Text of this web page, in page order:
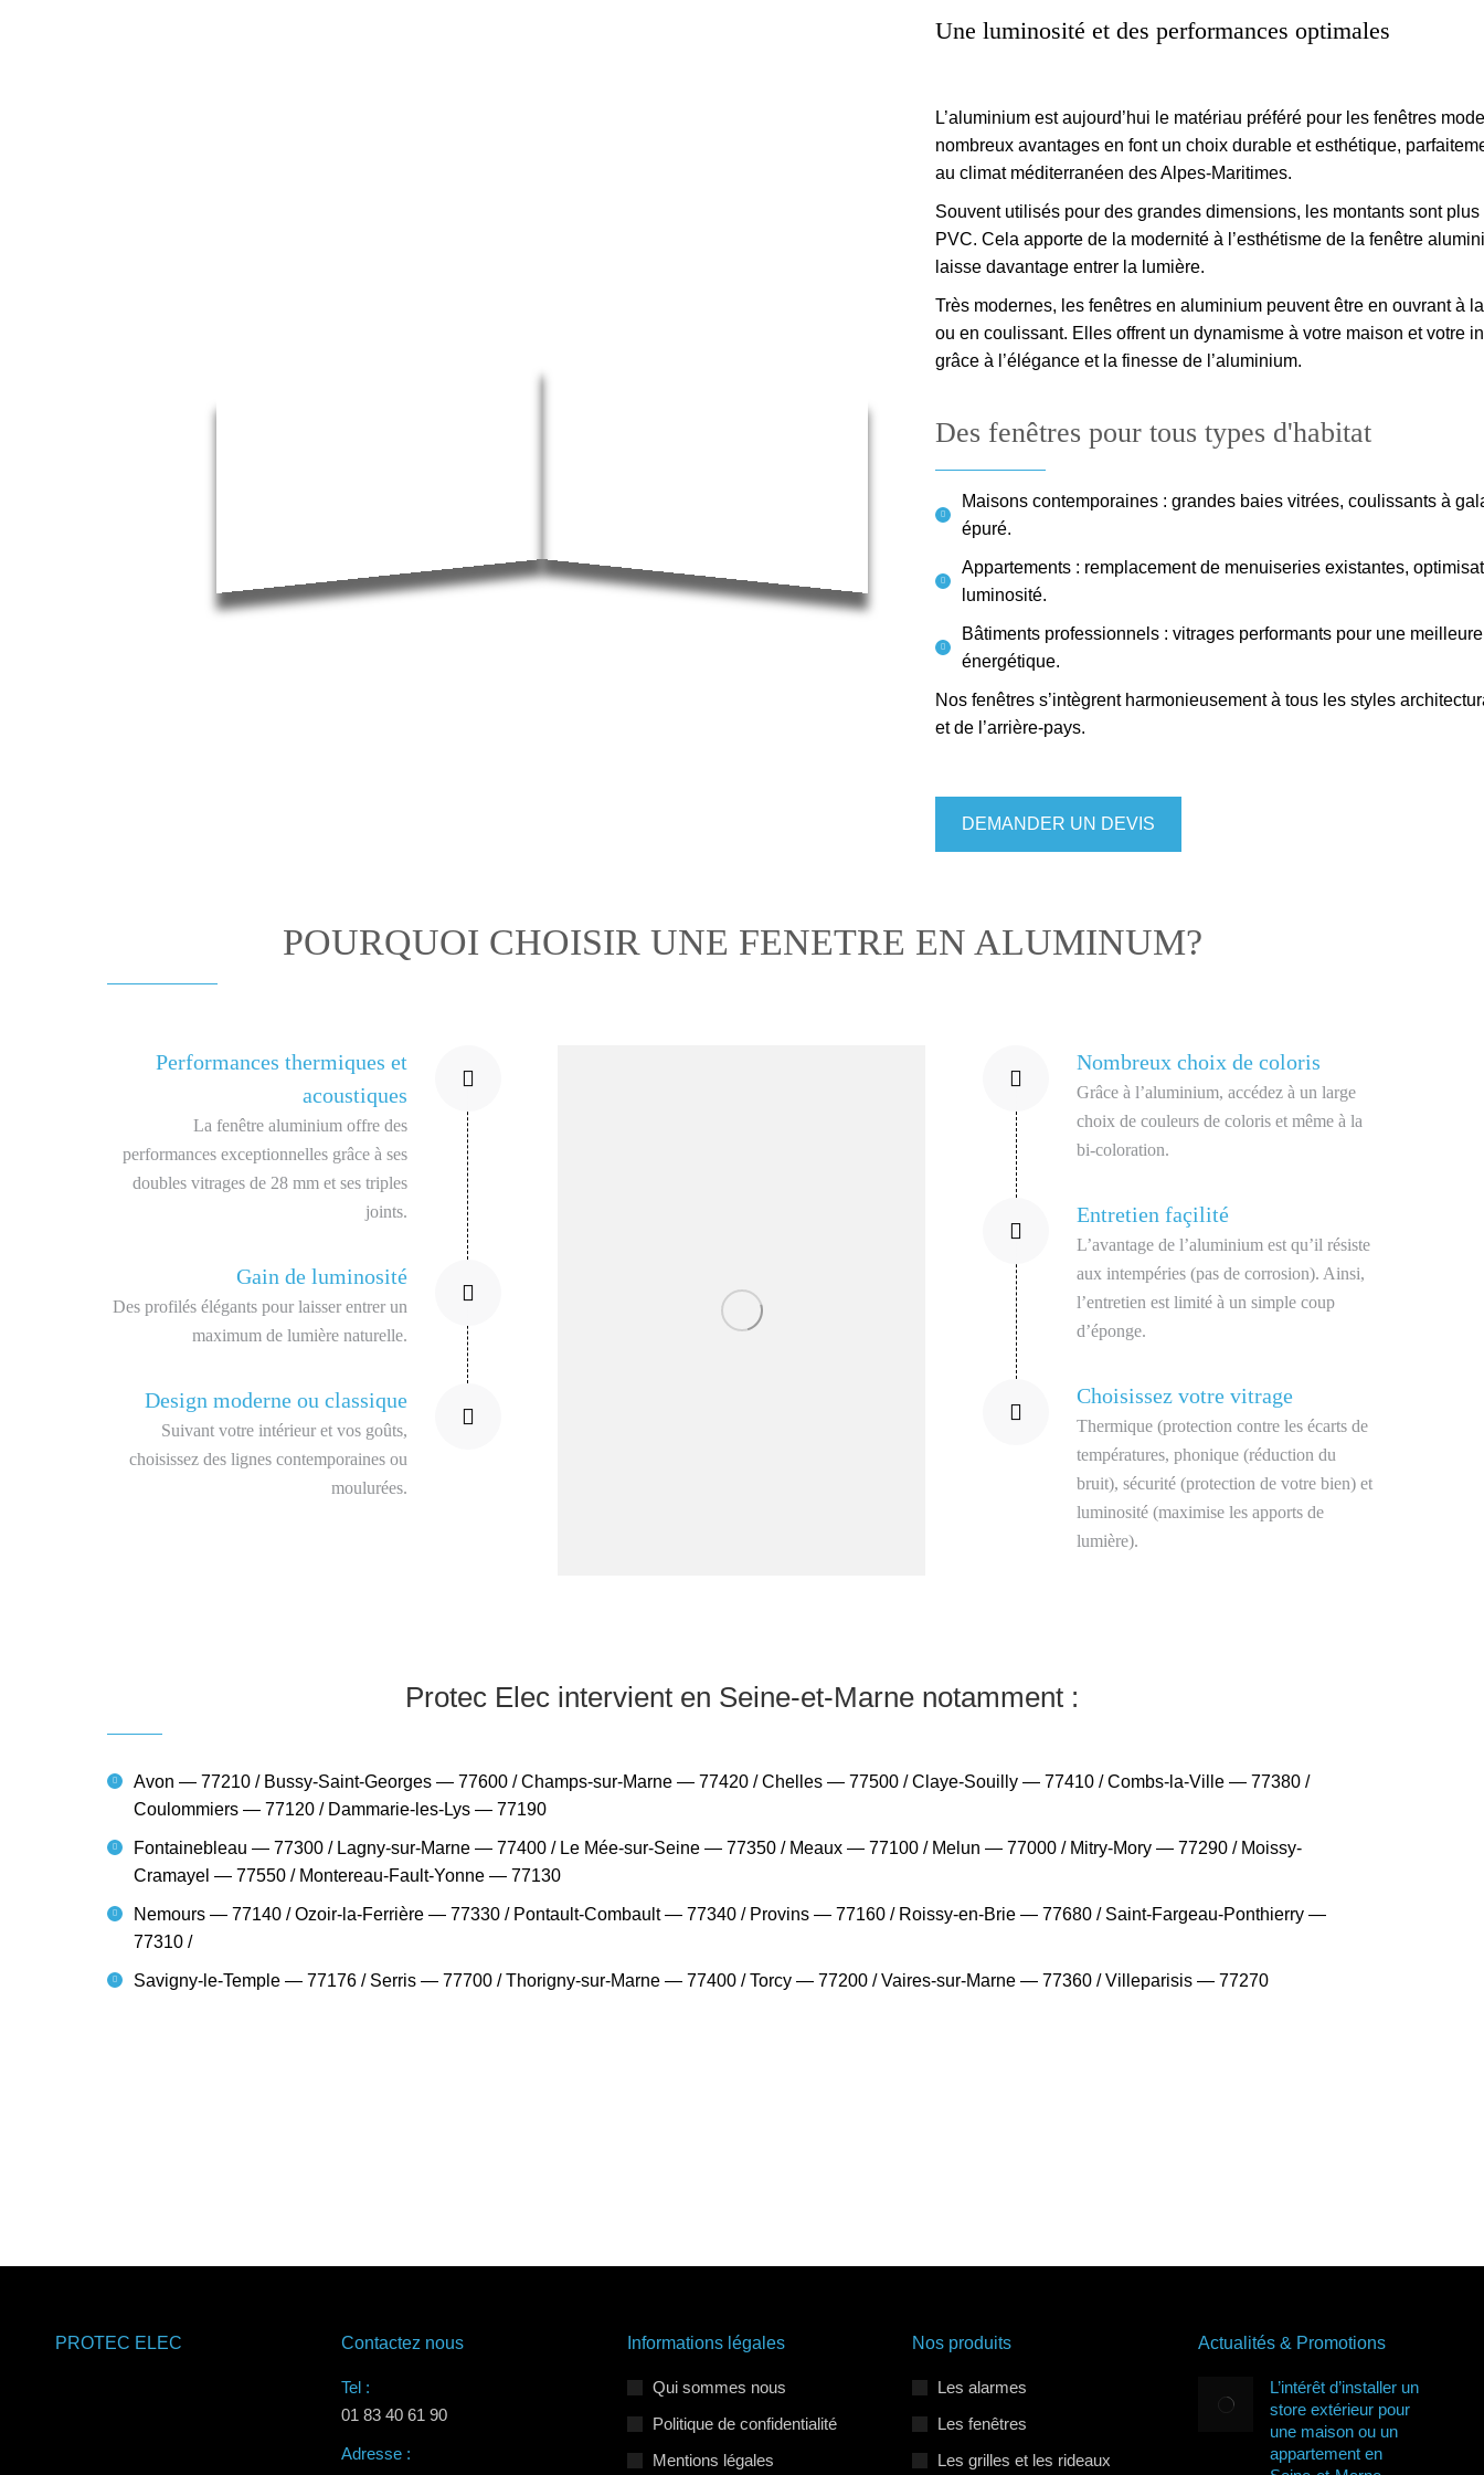
Une luminosité et des performances optimales
L’aluminium est aujourd’hui le matériau préféré pour les fenêtres
nombreux avantages en font un choix durable et esthétique,
au climat méditerranéen des Alpes-Maritimes.
Souvent utilisés pour des grandes dimensions, les montants sont plus
PVC. Cela apporte de la modernité à l’esthétisme de la fenêtre
laisse davantage entrer la lumière.
Très modernes, les fenêtres en aluminium peuvent être en ouvrant à
ou en coulissant. Elles offrent un dynamisme à votre maison et votre
grâce à l’élégance et la finesse de l’aluminium.
Des fenêtres pour tous types d'habitat
Maisons contemporaines : grandes baies vitrées, coulissants à
épuré.
Appartements : remplacement de menuiseries existantes,
luminosité.
Bâtiments professionnels : vitrages performants pour une
énergétique.
Nos fenêtres s’intègrent harmonieusement à tous les styles
et de l’arrière-pays.
DEMANDER UN DEVIS
POURQUOI CHOISIR UNE FENETRE EN ALUMINUM?
Performances thermiques et
acoustiques
La fenêtre aluminium offre des
performances exceptionnelles grâce à ses
doubles vitrages de 28 mm et ses triples
joints.
Gain de luminosité
Des profilés élégants pour laisser entrer un
maximum de lumière naturelle.
Design moderne ou classique
Suivant votre intérieur et vos goûts,
choisissez des lignes contemporaines ou
moulurées.
Nombreux choix de coloris
Grâce à l’aluminium, accédez à un large
choix de couleurs de coloris et même à la
bi-coloration.
Entretien façilité
L’avantage de l’aluminium est qu’il résiste
aux intempéries (pas de corrosion). Ainsi,
l’entretien est limité à un simple coup
d’éponge.
Choisissez votre vitrage
Thermique (protection contre les écarts de
températures, phonique (réduction du
bruit), sécurité (protection de votre bien) et
luminosité (maximise les apports de
lumière).
Protec Elec intervient en Seine-et-Marne notamment :
Avon — 77210 / Bussy-Saint-Georges — 77600 / Champs-sur-Marne — 77420 / Chelles — 77500 / Claye-Souilly — 77410 / Combs-la-Ville — 77380 /
Coulommiers — 77120 / Dammarie-les-Lys — 77190
Fontainebleau — 77300 / Lagny-sur-Marne — 77400 / Le Mée-sur-Seine — 77350 / Meaux — 77100 / Melun — 77000 / Mitry-Mory — 77290 / Moissy-
Cramayel — 77550 / Montereau-Fault-Yonne — 77130
Nemours — 77140 / Ozoir-la-Ferrière — 77330 / Pontault-Combault — 77340 / Provins — 77160 / Roissy-en-Brie — 77680 / Saint-Fargeau-Ponthierry —
77310 /
Savigny-le-Temple — 77176 / Serris — 77700 / Thorigny-sur-Marne — 77400 / Torcy — 77200 / Vaires-sur-Marne — 77360 / Villeparisis — 77270
PROTEC ELEC Contactez nous
Tel :
01 83 40 61 90
Adresse :
Informations légales
Qui sommes nous
Politique de confidentialité
Mentions légales
Nos produits
Les alarmes
Les fenêtres
Les grilles et les rideaux
Actualités & Promotions
L’intérêt d’installer un
store extérieur pour
une maison ou un
appartement en